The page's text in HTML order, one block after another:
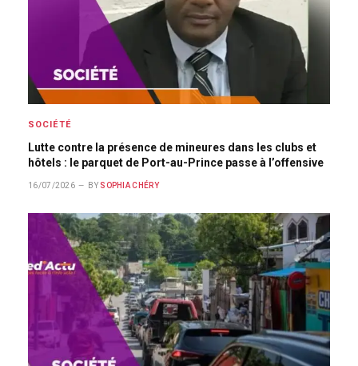
SOCIÉTÉ
Lutte contre la présence de mineures dans les clubs et
hôtels : le parquet de Port-au-Prince passe à l’offensive
16/07/2026 BY SOPHIA CHÉRY